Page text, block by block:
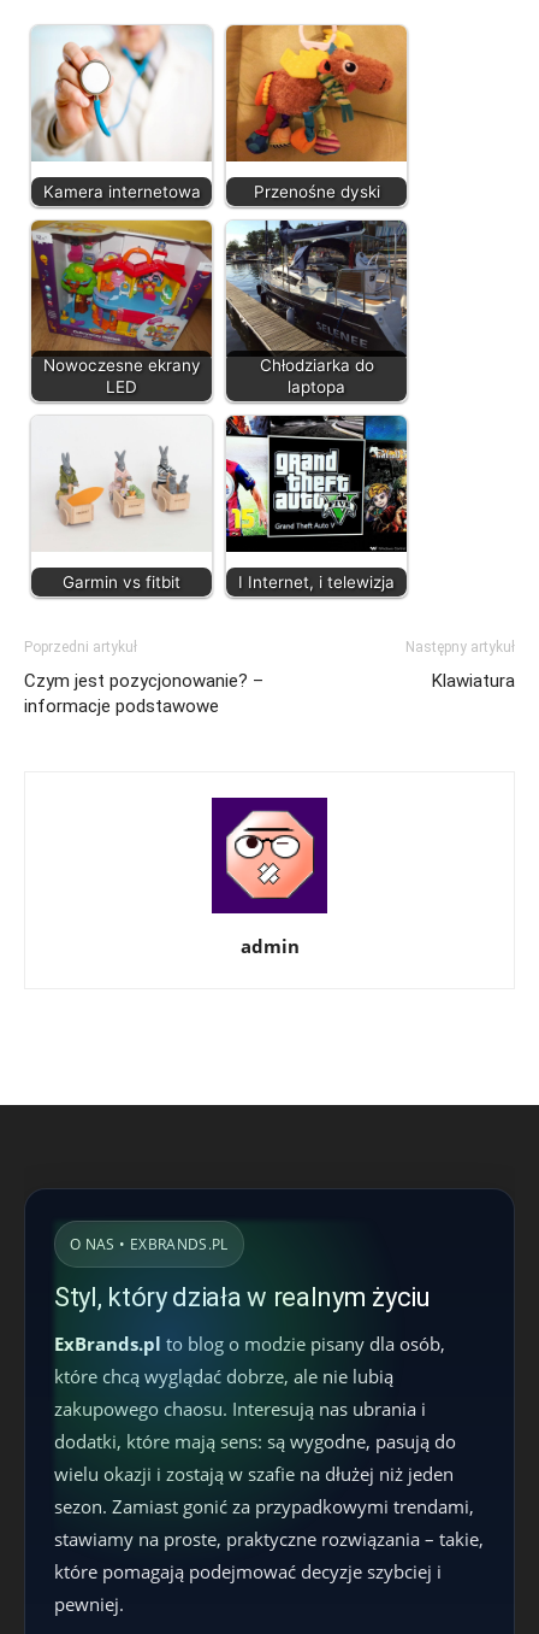
Kamera internetowa Przenośne dyski
Nowoczesne ekrany
LED
Chłodziarka do
laptopa
Garmin vs fitbit I Internet, i telewizja
Poprzedni artykuł
Czym jest pozycjonowanie? –
informacje podstawowe
Następny artykuł
Klawiatura
admin
O NAS • EXBRANDS.PL
Styl, który działa w realnym życiu
ExBrands.pl to blog o modzie pisany dla osób,
które chcą wyglądać dobrze, ale nie lubią
zakupowego chaosu. Interesują nas ubrania i
dodatki, które mają sens: są wygodne, pasują do
wielu okazji i zostają w szafie na dłużej niż jeden
sezon. Zamiast gonić za przypadkowymi trendami,
stawiamy na proste, praktyczne rozwiązania – takie,
które pomagają podejmować decyzje szybciej i
pewniej.